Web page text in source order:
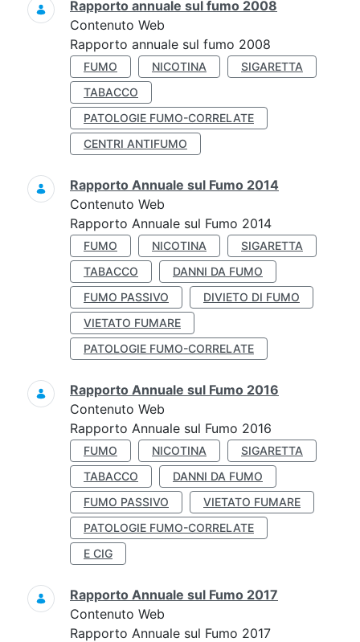
Rapporto annuale sul fumo 2008
Contenuto Web
Rapporto annuale sul fumo 2008
FUMO NICOTINA
SIGARETTA
TABACCO
PATOLOGIE FUMO-CORRELATE
CENTRI ANTIFUMO
Rapporto Annuale sul Fumo 2014
Contenuto Web
Rapporto Annuale sul Fumo 2014
FUMO NICOTINA
SIGARETTA
TABACCO
DANNI DA FUMO
FUMO PASSIVO
DIVIETO DI FUMO
VIETATO FUMARE
PATOLOGIE FUMO-CORRELATE
Rapporto Annuale sul Fumo 2016
Contenuto Web
Rapporto Annuale sul Fumo 2016
FUMO NICOTINA
SIGARETTA
TABACCO
DANNI DA FUMO
FUMO PASSIVO
VIETATO FUMARE
PATOLOGIE FUMO-CORRELATE
E CIG
Rapporto Annuale sul Fumo 2017
Contenuto Web
Rapporto Annuale sul Fumo 2017